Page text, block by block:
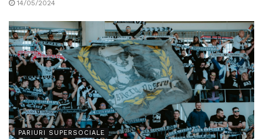
14/05/2024
PARIURI SUPERSOCIALE